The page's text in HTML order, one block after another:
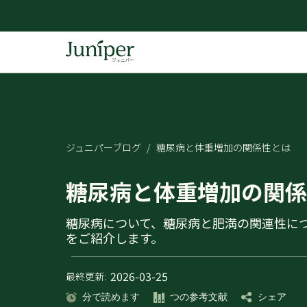
ジュニパーブログ / 糖尿病と体重増加の関係性とは
糖尿病と体重増加の関
糖尿病について、糖尿病と肥満の関連性に
をご紹介します。
最終更新: 2026-03-25
分で読めます つの参考文献 シェア